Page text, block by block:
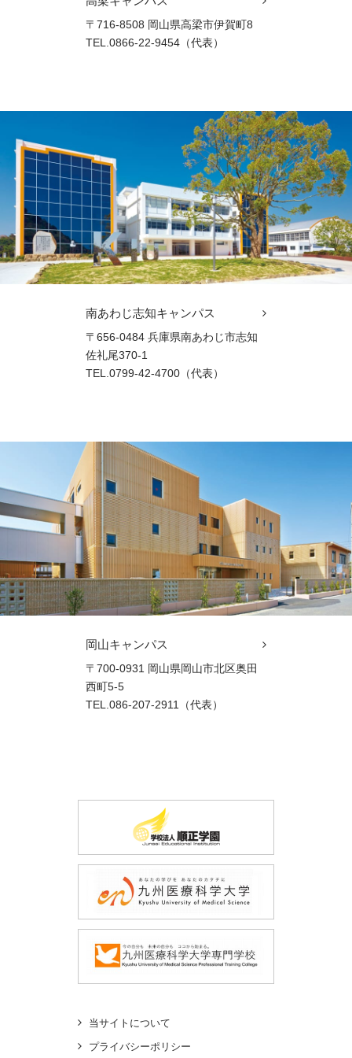
〒716-8508 岡山県高梁市伊賀町8
TEL.0866-22-9454（代表）
南あわじ志知キャンパス
〒656-0484 兵庫県南あわじ市志知
佐礼尾370-1
TEL.0799-42-4700（代表）
岡山キャンパス
〒700-0931 岡山県岡山市北区奥田
西町5-5
TEL.086-207-2911（代表）
当サイトについて
プライバシーポリシー